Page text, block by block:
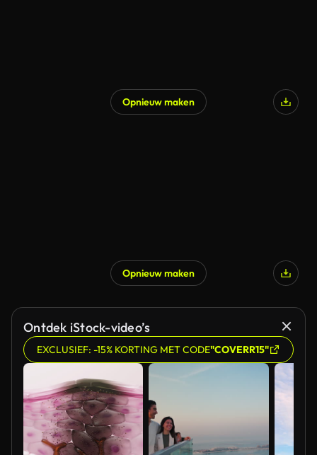
Opnieuw maken
Opnieuw maken
Ontdek iStock-video’s
EXCLUSIEF: -15% KORTING MET CODE"COVERR15"